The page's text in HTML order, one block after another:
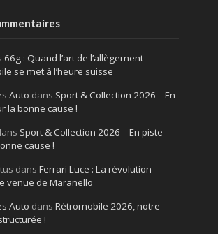
66g : Quand l’art de l’allègement
se met à l’heure suisse
Auto dans Sport & Collection 2026 – En
la bonne cause !
Sport & Collection 2026 – En piste
cause !
dans Ferrari Luce : La révolution
venue de Maranello
Auto dans Rétromobile 2026, notre
!